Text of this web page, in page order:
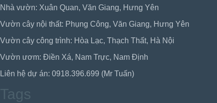
Nhà vườn: Xuân Quan, Văn Giang, Hưng Yên
Vườn cây nội thất: Phụng Công, Văn Giang, Hưng Yên
Vườn cây công trình: Hòa Lạc, Thạch Thất, Hà Nội
Vườn ươm: Điền Xá, Nam Trực, Nam Định
Liên hệ dự án: 0918.396.699 (Mr Tuấn)
Tags